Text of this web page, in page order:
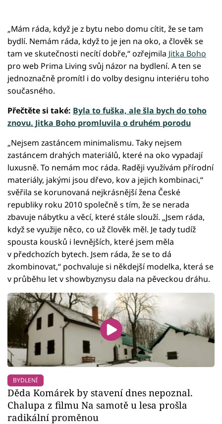
„Mám ráda, když je z bytu nebo domu cítit, že se tam
bydlí. Nemám ráda, když to je jen na oko, a člověk se
tam ve skutečnosti necítí dobře,“ ozřejmila Jitka Boho
pro web Prima Living svůj názor na bydlení. A ten se
jednoznačně promítl i do volby designu interiéru toho
současného.
Přečtěte si také: Byla to fuška, ale šla bych do toho
znovu. Jitka Boho promluvila o druhém porodu
„Nejsem zastáncem minimalismu. Taky nejsem
zastáncem drahých materiálů, které na oko vypadají
luxusně. To nemám moc ráda. Raději využívám přírodní
materiály, jakými jsou dřevo, kov a jejich kombinaci,“
svěřila se korunovaná nejkrásnější žena České
republiky roku 2010 společně s tím, že se nerada
zbavuje nábytku a věcí, které stále slouží. „Jsem ráda,
když se využije něco, co už člověk měl. Je tady tudíž
spousta kousků i levnějších, které jsem měla
v předchozích bytech. Jsem ráda, že se to dá
zkombinovat,“ pochvaluje si někdejší modelka, která se
v průběhu let v showbyznysu dala na pěveckou dráhu.
BYDLENÍ
Děda Komárek by stavení dnes nepoznal.
Chalupa z filmu Na samotě u lesa prošla
radikální proměnou